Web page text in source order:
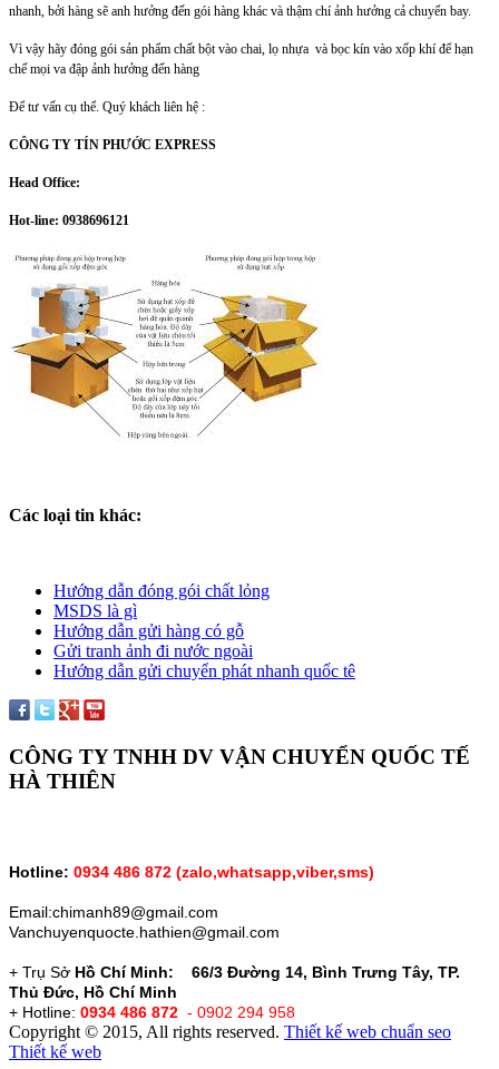
nhanh, bởi hàng sẽ anh hưởng đến gói hàng khác và thậm chí ảnh hưởng cả chuyển bay.
Vì vậy hãy đóng gói sản phẩm chất bột vào chai, lọ nhựa và bọc kín vào xốp khí để hạn
chế mọi va đập ảnh hưởng đến hàng
Để tư vấn cụ thể. Quý khách liên hệ :
CÔNG TY TÍN PHƯỚC EXPRESS
Head Office:
Hot-line: 0938696121
Các loại tin khác:
Hướng dẫn đóng gói chất lỏng
MSDS là gì
Hướng dẫn gửi hàng có gỗ
Gửi tranh ảnh đi nước ngoài
Hướng dẫn gửi chuyển phát nhanh quốc tê
CÔNG TY TNHH DV VẬN CHUYỂN QUỐC TẾ
HÀ THIÊN
Hotline: 0934 486 872 (zalo,whatsapp,vỉber,sms)
Email:chimanh89@gmail.com
Vanchuyenquocte.hathien@gmail.com
+ Trụ Sở Hồ Chí Minh: 66/3 Đường 14, Bình Trưng Tây, TP.
Thủ Đức, Hồ Chí Minh
+ Hotline: 0934 486 872 - 0902 294 958
Copyright © 2015, All rights reserved. Thiết kế web chuẩn seo
Thiết kế web